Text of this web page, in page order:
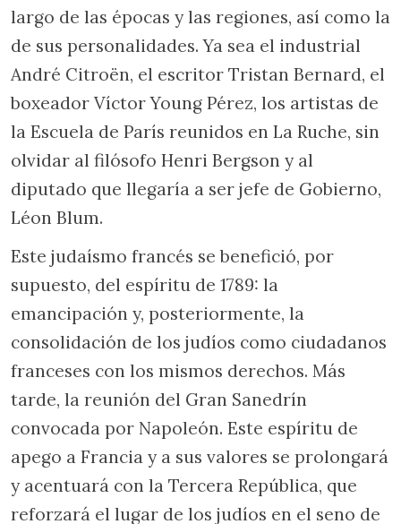
largo de las épocas y las regiones, así como la
de sus personalidades. Ya sea el industrial
André Citroën, el escritor Tristan Bernard, el
boxeador Víctor Young Pérez, los artistas de
la Escuela de París reunidos en La Ruche, sin
olvidar al filósofo Henri Bergson y al
diputado que llegaría a ser jefe de Gobierno,
Léon Blum.
Este judaísmo francés se benefició, por
supuesto, del espíritu de 1789: la
emancipación y, posteriormente, la
consolidación de los judíos como ciudadanos
franceses con los mismos derechos. Más
tarde, la reunión del Gran Sanedrín
convocada por Napoleón. Este espíritu de
apego a Francia y a sus valores se prolongará
y acentuará con la Tercera República, que
reforzará el lugar de los judíos en el seno de